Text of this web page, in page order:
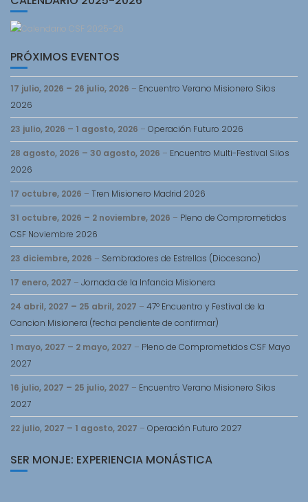
PRÓXIMOS EVENTOS
17 julio, 2026 – 26 julio, 2026 – Encuentro Verano Misionero Silos
2026
23 julio, 2026 – 1 agosto, 2026 – Operación Futuro 2026
28 agosto, 2026 – 30 agosto, 2026 – Encuentro Multi-Festival Silos
2026
17 octubre, 2026 – Tren Misionero Madrid 2026
31 octubre, 2026 – 2 noviembre, 2026 – Pleno de Comprometidos
CSF Noviembre 2026
23 diciembre, 2026 – Sembradores de Estrellas (Diocesano)
17 enero, 2027 – Jornada de la Infancia Misionera
24 abril, 2027 – 25 abril, 2027 – 47º Encuentro y Festival de la
Cancion Misionera (fecha pendiente de confirmar)
1 mayo, 2027 – 2 mayo, 2027 – Pleno de Comprometidos CSF Mayo
2027
16 julio, 2027 – 25 julio, 2027 – Encuentro Verano Misionero Silos
2027
22 julio, 2027 – 1 agosto, 2027 – Operación Futuro 2027
SER MONJE: EXPERIENCIA MONÁSTICA